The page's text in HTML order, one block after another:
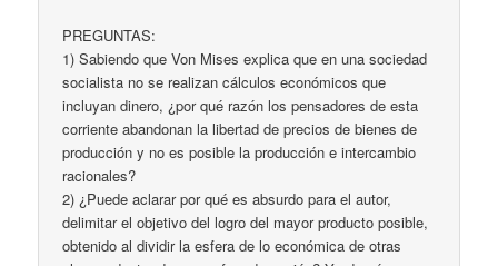
PREGUNTAS:
1) Sabiendo que Von Mises explica que en una sociedad
socialista no se realizan cálculos económicos que
incluyan dinero, ¿por qué razón los pensadores de esta
corriente abandonan la libertad de precios de bienes de
producción y no es posible la producción e intercambio
racionales?
2) ¿Puede aclarar por qué es absurdo para el autor,
delimitar el objetivo del logro del mayor producto posible,
obtenido al dividir la esfera de lo económica de otras